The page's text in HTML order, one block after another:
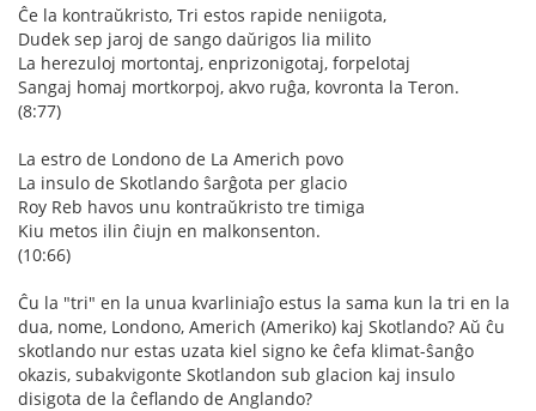
Ĉe la kontraŭkristo, Tri estos rapide neniigota,
Dudek sep jaroj de sango daŭrigos lia milito
La herezuloj mortontaj, enprizonigotaj, forpelotaj
Sangaj homaj mortkorpoj, akvo ruĝa, kovronta la Teron.
(8:77)
La estro de Londono de La Americh povo
La insulo de Skotlando ŝarĝota per glacio
Roy Reb havos unu kontraŭkristo tre timiga
Kiu metos ilin ĉiujn en malkonsenton.
(10:66)
Ĉu la "tri" en la unua kvarliniaĵo estus la sama kun la tri en la
dua, nome, Londono, Americh (Ameriko) kaj Skotlando? Aŭ ĉu
skotlando nur estas uzata kiel signo ke ĉefa klimat-ŝanĝo
okazis, subakvigonte Skotlandon sub glacion kaj insulo
disigota de la ĉeflando de Anglando?